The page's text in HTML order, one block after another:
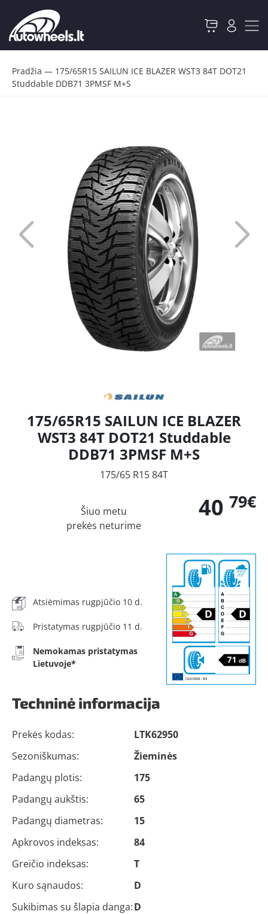
Pradžia — 175/65R15 SAILUN ICE BLAZER WST3 84T DOT21
Studdable DDB71 3PMSF M+S
175/65R15 SAILUN ICE BLAZER
WST3 84T DOT21 Studdable
DDB71 3PMSF M+S
175/65 R15 84T
40 79€
Šiuo metu
prekės neturime
Atsiėmimas rugpjūčio 10 d.
Pristatymas rugpjūčio 11 d.
Nemokamas pristatymas
Lietuvoje*
Techninė informacija
Prekės kodas:
LTK62950
Sezoniškumas:
Žieminės
Padangų plotis:
175
Padangų aukštis:
65
Padangų diametras:
15
Apkrovos indeksas:
84
Greičio indeksas:
T
Kuro sąnaudos:
D
Sukibimas su šlapia danga:D